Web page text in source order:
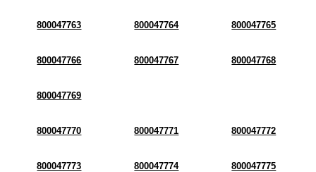
800047763 800047764 800047765
800047766 800047767 800047768
800047769
800047770 800047771 800047772
800047773 800047774 800047775